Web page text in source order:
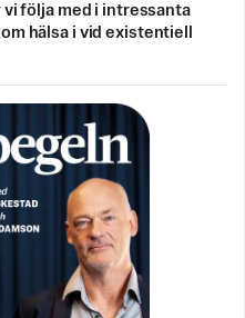
följa med i intressanta
hälsa i vid existentiell